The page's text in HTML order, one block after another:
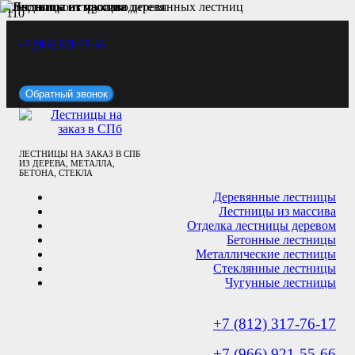
+7 (966) 921-55-66
Обратный звонок
ЛЕСТНИЦЫ НА ЗАКАЗ В СПБ
ИЗ ДЕРЕВА, МЕТАЛЛА,
БЕТОНА, СТЕКЛА
Деревянные лестницы
Лестницы из массива
Отделка лестницы деревом
Бетонные лестницы
Металлические лестницы
Стеклянные лестницы
Чугунные лестницы
+7 (812) 317-76-17